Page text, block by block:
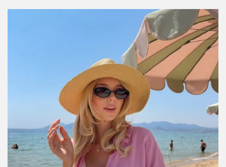
¿Audífonos o joyería? Esta collab convierte el
audio en parte del look
Por: InStyle México